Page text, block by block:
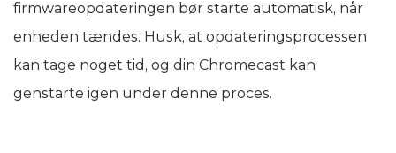
firmwareopdateringen bør starte automatisk, når
enheden tændes. Husk, at opdateringsprocessen
kan tage noget tid, og din Chromecast kan
genstarte igen under denne proces.